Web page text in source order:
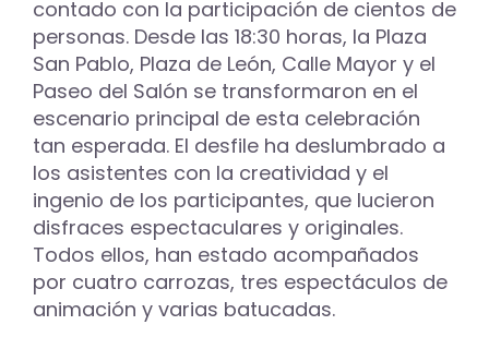
contado con la participación de cientos de
personas. Desde las 18:30 horas, la Plaza
San Pablo, Plaza de León, Calle Mayor y el
Paseo del Salón se transformaron en el
escenario principal de esta celebración
tan esperada. El desfile ha deslumbrado a
los asistentes con la creatividad y el
ingenio de los participantes, que lucieron
disfraces espectaculares y originales.
Todos ellos, han estado acompañados
por cuatro carrozas, tres espectáculos de
animación y varias batucadas.